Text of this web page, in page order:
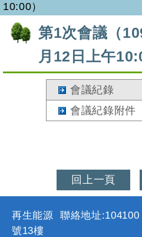
10:00）
第1次會議（
月12日上午
會議紀錄
會議紀錄附件
回上一頁
再生能源 聯絡地址
號13樓